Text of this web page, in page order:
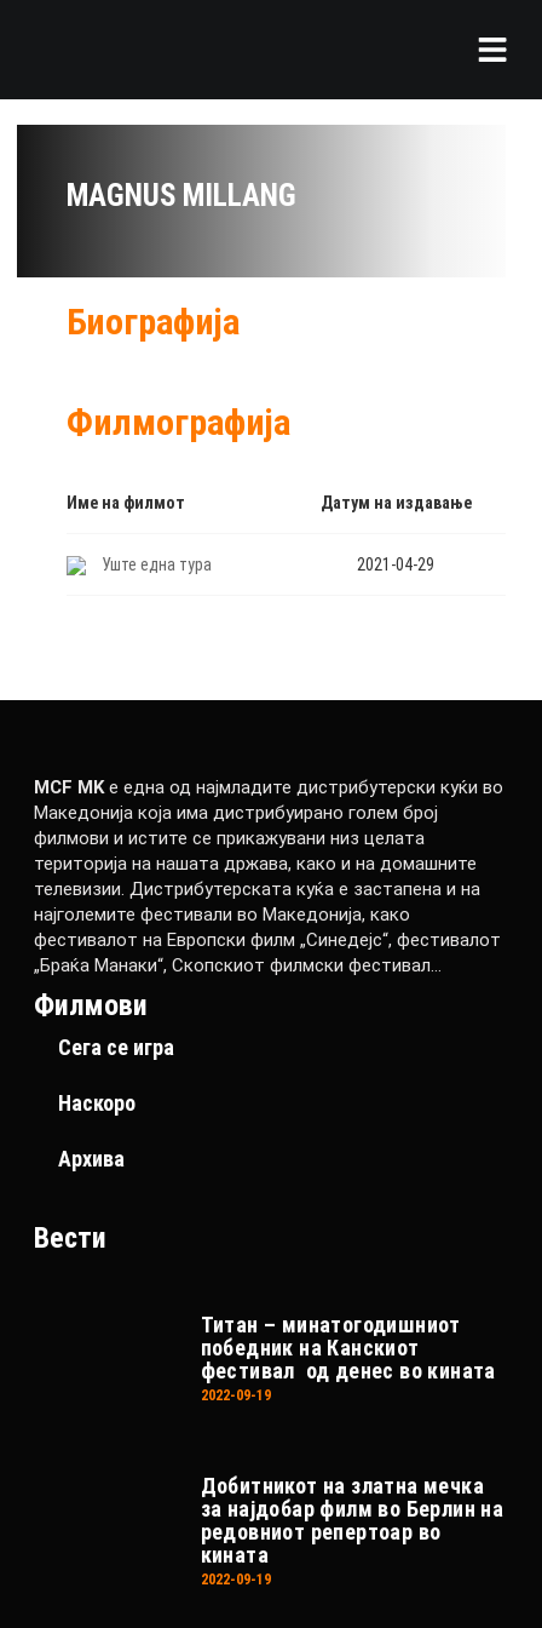
MAGNUS MILLANG
Биографија
Филмографија
Име на филмот Датум на издавање
Уште една тура 2021-04-29
MCF MKе една од најмладите дистрибутерски куќи во
Македонија која има дистрибуирано голем број
филмови и истите се прикажувани низ целата
територија на нашата држава, како и на домашните
телевизии. Дистрибутерската куќа е застапена и на
најголемите фестивали во Македонија, како
фестивалот на Европски филм „Синедејс“, фестивалот
„Браќа Манаки“, Скопскиот филмски фестивал…
Филмови
Сега се игра
Наскоро
Архива
Вести
Титан – минатогодишниот
победник на Канскиот
фестивал од денес во кината
2022-09-19
Добитникот на златна мечка
за најдобар филм во Берлин на
редовниот репертоар во
кината
2022-09-19